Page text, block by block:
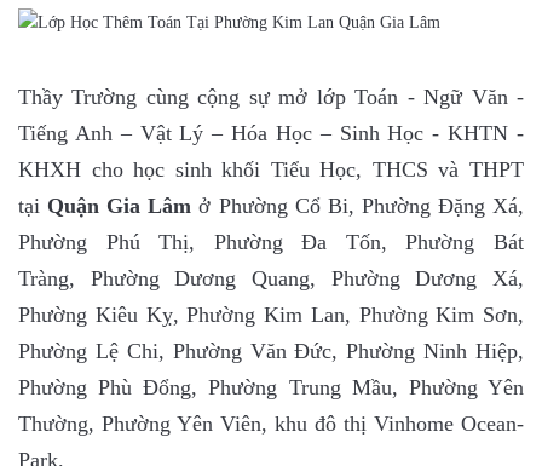
Thầy Trường cùng cộng sự mở lớp Toán - Ngữ Văn -
Tiếng Anh – Vật Lý – Hóa Học – Sinh Học - KHTN -
KHXH cho học sinh khối Tiểu Học, THCS và THPT
tại Quận Gia Lâm ở Phường Cổ Bi, Phường Đặng Xá,
Phường Phú Thị, Phường Đa Tốn, Phường Bát
Tràng, Phường Dương Quang, Phường Dương Xá,
Phường Kiêu Kỵ, Phường Kim Lan, Phường Kim Sơn,
Phường Lệ Chi, Phường Văn Đức, Phường Ninh Hiệp,
Phường Phù Đổng, Phường Trung Mầu, Phường Yên
Thường, Phường Yên Viên, khu đô thị Vinhome Ocean-
Park.